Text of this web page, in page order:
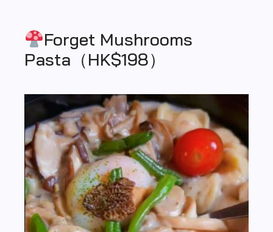
Forget Mushrooms
Pasta（HK$198）